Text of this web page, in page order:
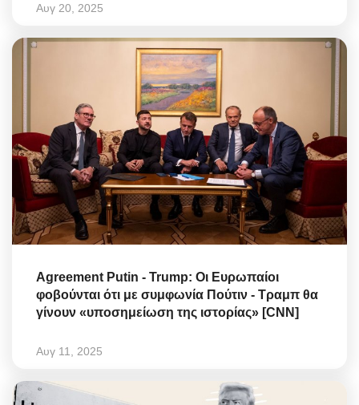
Αυγ 20, 2025
Agreement Putin - Trump: Οι Ευρωπαίοι
φοβούνται ότι με συμφωνία Πούτιν - Τραμπ θα
γίνουν «υποσημείωση της ιστορίας» [CNN]
Αυγ 11, 2025